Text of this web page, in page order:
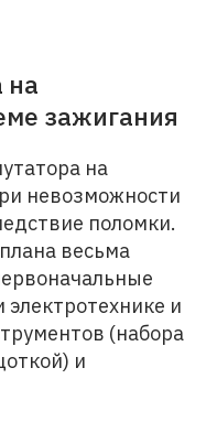
на
зажигания
на
невозможности
поломки.
весьма
и
(набора
и